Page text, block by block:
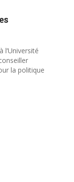
l’Université
la politique